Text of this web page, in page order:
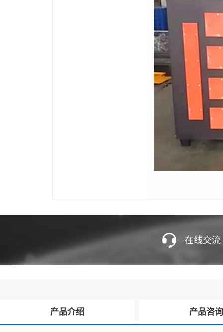
在线交流
产品介绍 产品咨询